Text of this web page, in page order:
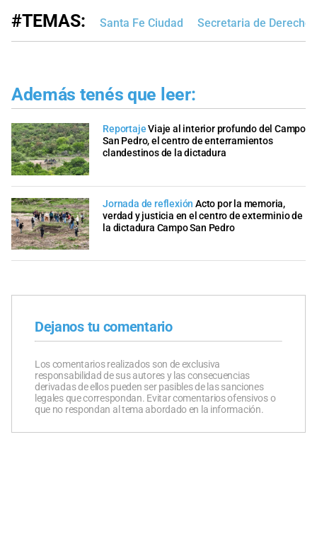
#TEMAS: Santa Fe Ciudad Secretaria de
Además tenés que leer:
ReportajeViaje al interior profundo del Campo
San Pedro, el centro de enterramientos
clandestinos de la dictadura
Jornada de reflexión Acto por la memoria,
verdad y justicia en el centro de exterminio de
la dictadura Campo San Pedro
Dejanos tu comentario
Los comentarios realizados son de exclusiva
responsabilidad de sus autores y las consecuencias
derivadas de ellos pueden ser pasibles de las sanciones
legales que correspondan. Evitar comentarios ofensivos o
que no respondan al tema abordado en la información.